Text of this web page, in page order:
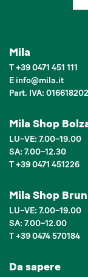
Mila
T+39 0471 451 111
E info@mila.it
Part. IVA:
Mila Shop
LU–VE: 7.00–19.00
SA: 7.00–12.30
T +39 0471 451226
Mila Shop
LU–VE: 7.00–19.00
SA: 7.00–12.00
T +39 0474 570184
Da sapere